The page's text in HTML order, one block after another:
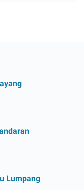
Lumpang